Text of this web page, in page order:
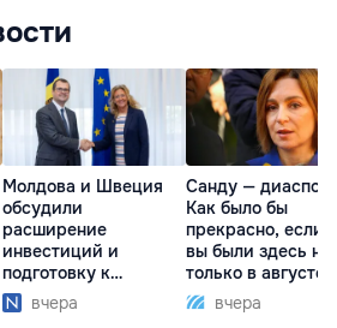
Молдова и Швеция
обсудили
расширение
инвестиций и
подготовку к
отопительному
сезону
вчера
Санду —
Как было бы
прекрасно, если
вы были здесь не
только в августе
вчера